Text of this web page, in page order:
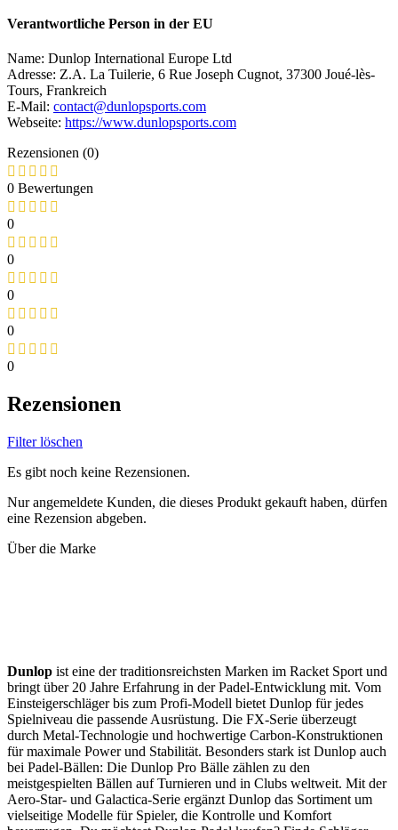
Verantwortliche Person in der EU
Name: Dunlop International Europe Ltd
Adresse: Z.A. La Tuilerie, 6 Rue Joseph Cugnot, 37300 Joué-lès-
Tours, Frankreich
E-Mail: contact@dunlopsports.com
Webseite: https://www.dunlopsports.com
Rezensionen (0)
0 Bewertungen
0
0
0
0
0
Rezensionen
Filter löschen
Es gibt noch keine Rezensionen.
Nur angemeldete Kunden, die dieses Produkt gekauft haben, dürfen
eine Rezension abgeben.
Über die Marke
Dunlop ist eine der traditionsreichsten Marken im Racket Sport und
bringt über 20 Jahre Erfahrung in der Padel-Entwicklung mit. Vom
Einsteigerschläger bis zum Profi-Modell bietet Dunlop für jedes
Spielniveau die passende Ausrüstung. Die FX-Serie überzeugt
durch Metal-Technologie und hochwertige Carbon-Konstruktionen
für maximale Power und Stabilität. Besonders stark ist Dunlop auch
bei Padel-Bällen: Die Dunlop Pro Bälle zählen zu den
meistgespielten Bällen auf Turnieren und in Clubs weltweit. Mit der
Aero-Star- und Galactica-Serie ergänzt Dunlop das Sortiment um
vielseitige Modelle für Spieler, die Kontrolle und Komfort